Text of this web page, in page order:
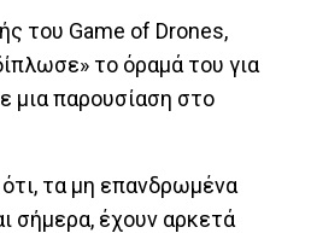
του Game of Drones,
το όραμά του για
μια παρουσίαση στο
τα μη επανδρωμένα
σήμερα, έχουν αρκετά